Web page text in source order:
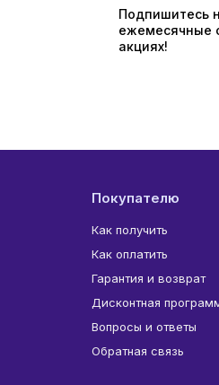
Подпишитесь
ежемесячные
акциях!
Покупателю
Как получить
Как оплатить
Гарантия и возврат
Дисконтная
Вопросы и ответы
Обратная связь